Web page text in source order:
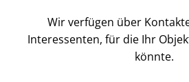
Wir verfügen über
Interessenten, für die Ihr
könnte.